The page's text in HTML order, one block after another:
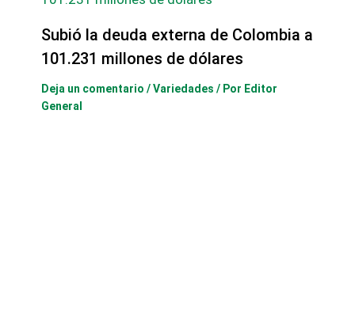
Subió la deuda externa de Colombia a
101.231 millones de dólares
Deja un comentario /Variedades / Por Editor
General